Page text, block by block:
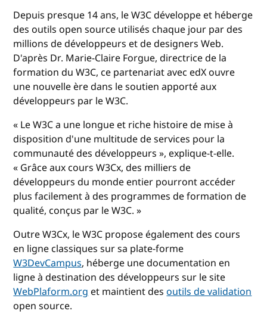
Depuis presque 14 ans, le W3C développe et héberge
des outils open source utilisés chaque jour par des
millions de développeurs et de designers Web.
D'après Dr. Marie-Claire Forgue, directrice de la
formation du W3C, ce partenariat avec edX ouvre
une nouvelle ère dans le soutien apporté aux
développeurs par le W3C.
« Le W3C a une longue et riche histoire de mise à
disposition d'une multitude de services pour la
communauté des développeurs », explique-t-elle.
« Grâce aux cours W3Cx, des milliers de
développeurs du monde entier pourront accéder
plus facilement à des programmes de formation de
qualité, conçus par le W3C. »
Outre W3Cx, le W3C propose également des cours
en ligne classiques sur sa plate-forme
W3DevCampus, héberge une documentation en
ligne à destination des développeurs sur le site
WebPlaform.orget maintient desoutils de validation
open source.